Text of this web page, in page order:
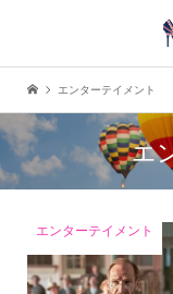
エンターテイメント
エ
エンターテイメント